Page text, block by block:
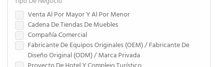
Venta Al Por Mayor Y Al Por Menor
Cadena De Tiendas De Muebles
Compañía Comercial
Fabricante De Equipos Originales (OEM) / Fabricante De
Diseño Original (ODM) / Marca Privada